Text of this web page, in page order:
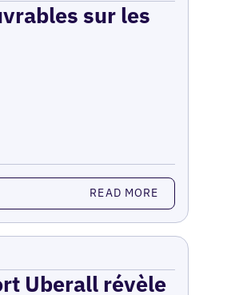
sur les
READ MORE
Uberall révèle